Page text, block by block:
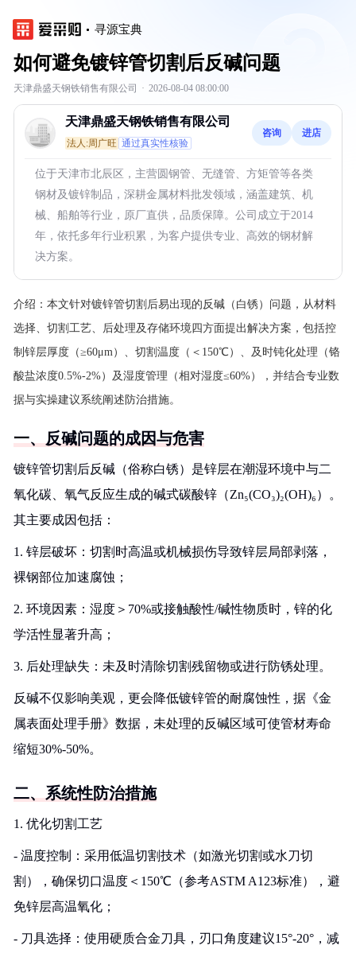
寻源宝典
如何避免镀锌管切割后反碱问题
天津鼎盛天钢铁销售有限公司 · 2026-08-04 08:00:00
天津鼎盛天钢铁销售有限公司
法人:周广旺 通过真实性核验
咨询 进店
位于天津市北辰区，主营圆钢管、无缝管、方矩管等各类
钢材及镀锌制品，深耕金属材料批发领域，涵盖建筑、机
械、船舶等行业，原厂直供，品质保障。公司成立于2014
年，依托多年行业积累，为客户提供专业、高效的钢材解
决方案。
介绍： 本文针对镀锌管切割后易出现的反碱（白锈）问题，从材料
选择、切割工艺、后处理及存储环境四方面提出解决方案，包括控
制锌层厚度（≥60μm）、切割温度（＜150℃）、及时钝化处理（铬
酸盐浓度0.5%-2%）及湿度管理（相对湿度≤60%），并结合专业数
据与实操建议系统阐述防治措施。
一、反碱问题的成因与危害
镀锌管切割后反碱（俗称白锈）是锌层在潮湿环境中与二
氧化碳、氧气反应生成的碱式碳酸锌（Zn₅(CO₃)₂(OH)₆）。
其主要成因包括：
1. 锌层破坏：切割时高温或机械损伤导致锌层局部剥落，
裸钢部位加速腐蚀；
2. 环境因素：湿度＞70%或接触酸性/碱性物质时，锌的化
学活性显著升高；
3. 后处理缺失：未及时清除切割残留物或进行防锈处理。
反碱不仅影响美观，更会降低镀锌管的耐腐蚀性，据《金
属表面处理手册》数据，未处理的反碱区域可使管材寿命
缩短30%-50%。
二、系统性防治措施
1. 优化切割工艺
- 温度控制：采用低温切割技术（如激光切割或水刀切
割），确保切口温度＜150℃（参考ASTM A123标准），避
免锌层高温氧化；
- 刀具选择：使用硬质合金刀具，刃口角度建议15°-20°，减